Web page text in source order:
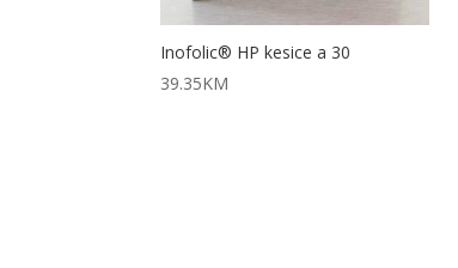
Inofolic® HP kesice a 30
39.35KM